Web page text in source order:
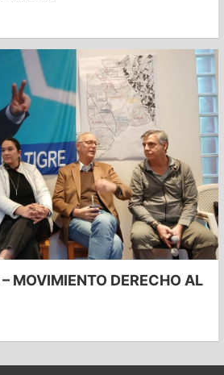
MOVIMIENTO DERECHO AL